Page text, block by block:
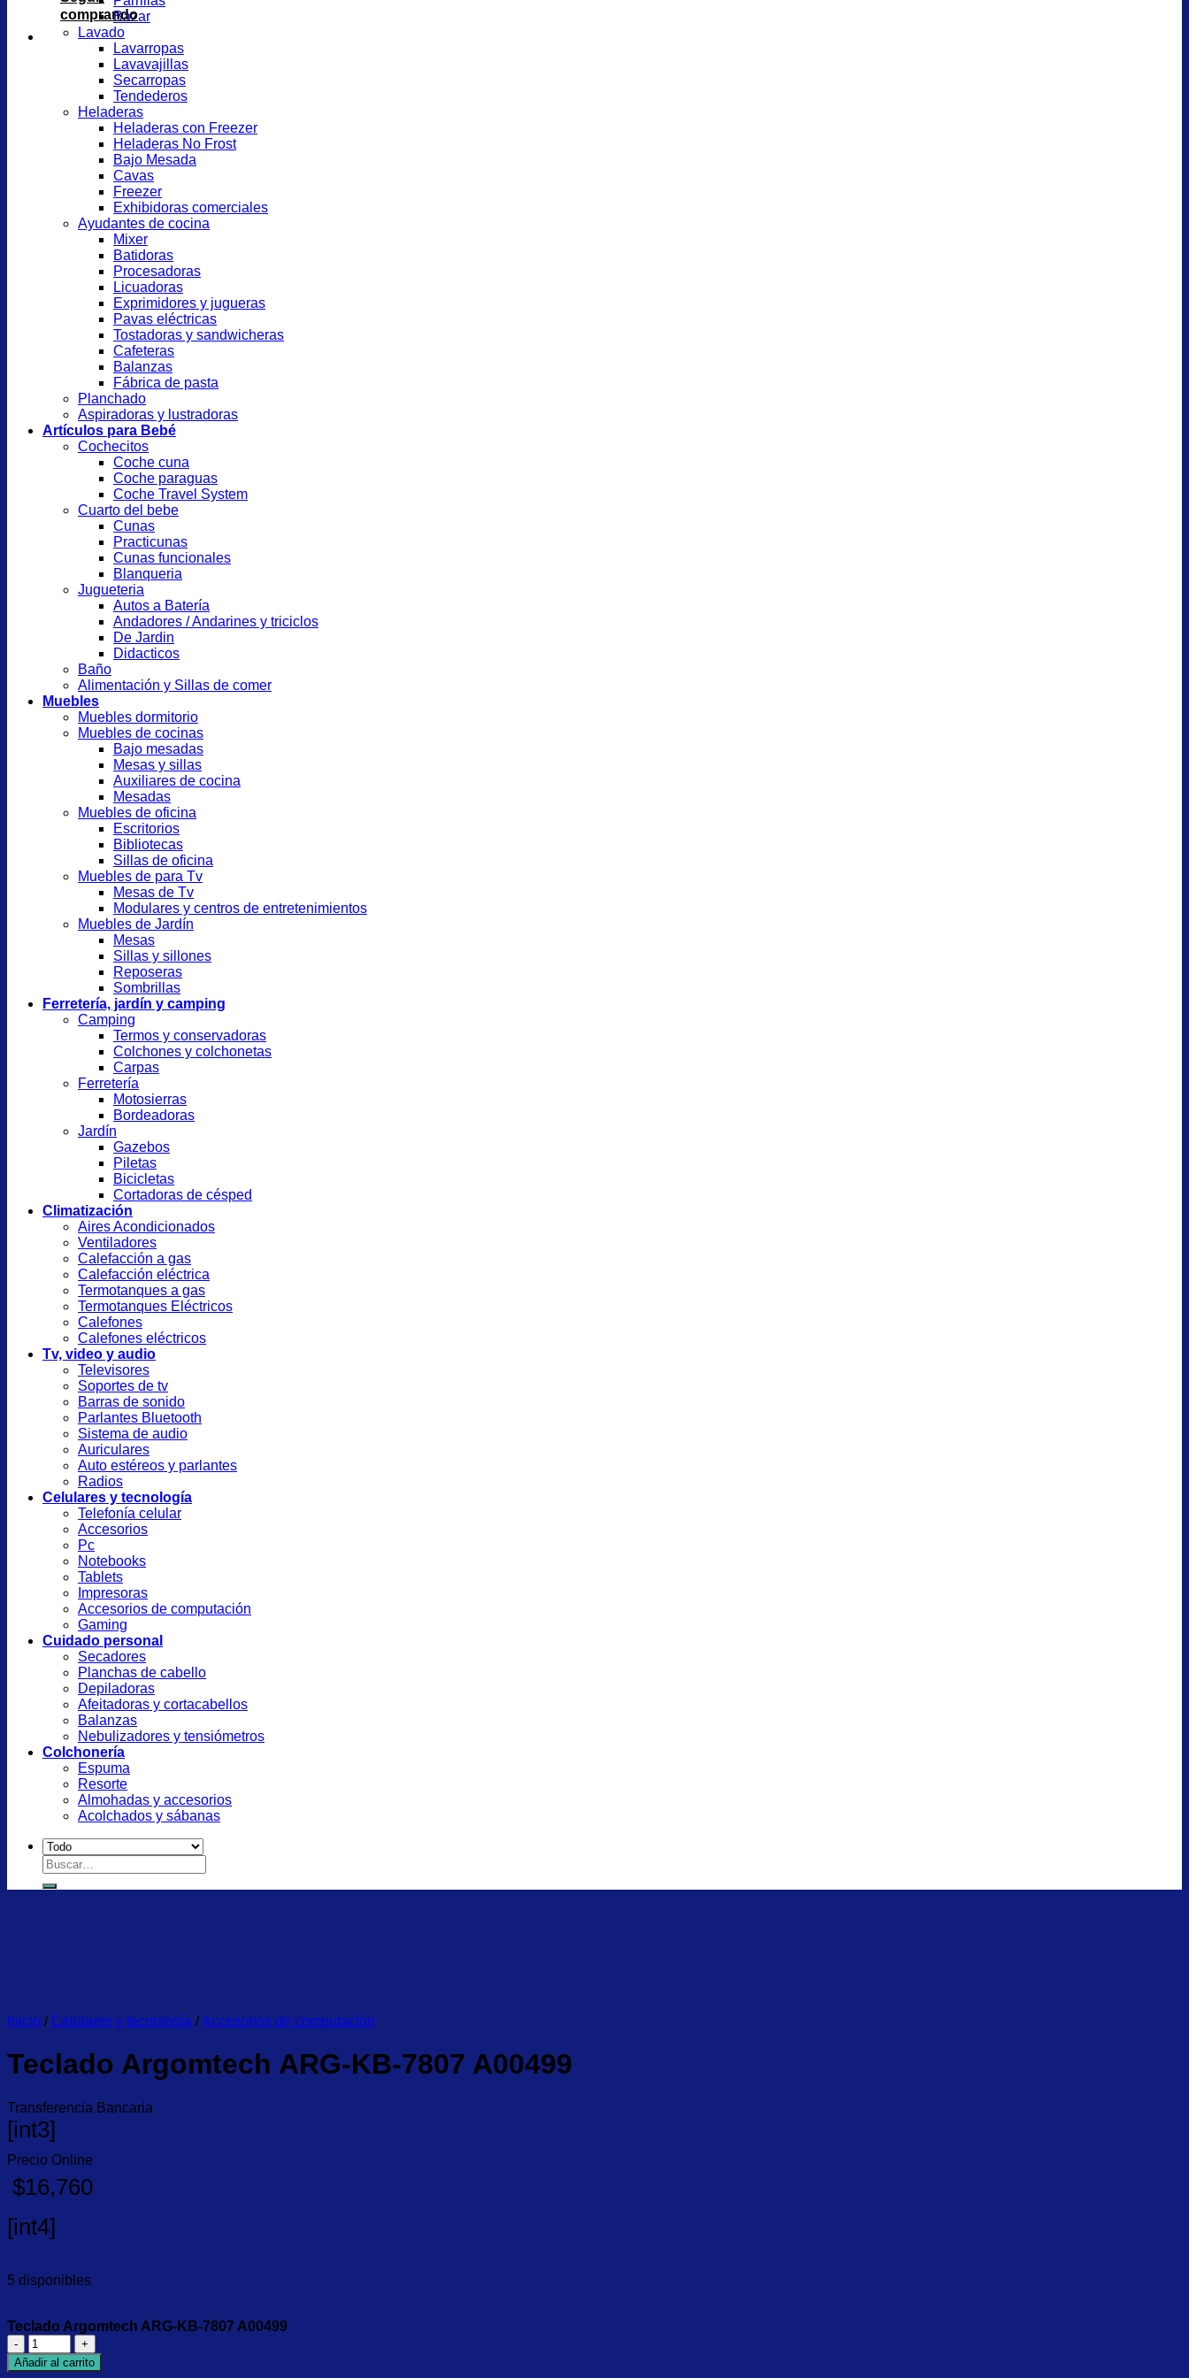
comprando
Bazar
Lavado
Lavarropas
Lavavajillas
Secarropas
Tendederos
Heladeras
Heladeras con Freezer
Heladeras No Frost
Bajo Mesada
Cavas
Freezer
Exhibidoras comerciales
Ayudantes de cocina
Mixer
Batidoras
Procesadoras
Licuadoras
Exprimidores y jugueras
Pavas eléctricas
Tostadoras y sandwicheras
Cafeteras
Balanzas
Fábrica de pasta
Planchado
Aspiradoras y lustradoras
Artículos para Bebé
Cochecitos
Coche cuna
Coche paraguas
Coche Travel System
Cuarto del bebe
Cunas
Practicunas
Cunas funcionales
Blanqueria
Jugueteria
Autos a Batería
Andadores / Andarines y triciclos
De Jardin
Didacticos
Baño
Alimentación y Sillas de comer
Muebles
Muebles dormitorio
Muebles de cocinas
Bajo mesadas
Mesas y sillas
Auxiliares de cocina
Mesadas
Muebles de oficina
Escritorios
Bibliotecas
Sillas de oficina
Muebles de para Tv
Mesas de Tv
Modulares y centros de entretenimientos
Muebles de Jardín
Mesas
Sillas y sillones
Reposeras
Sombrillas
Ferretería, jardín y camping
Camping
Termos y conservadoras
Colchones y colchonetas
Carpas
Ferretería
Motosierras
Bordeadoras
Jardín
Gazebos
Piletas
Bicicletas
Cortadoras de césped
Climatización
Aires Acondicionados
Ventiladores
Calefacción a gas
Calefacción eléctrica
Termotanques a gas
Termotanques Eléctricos
Calefones
Calefones eléctricos
Tv, video y audio
Televisores
Soportes de tv
Barras de sonido
Parlantes Bluetooth
Sistema de audio
Auriculares
Auto estéreos y parlantes
Radios
Celulares y tecnología
Telefonía celular
Accesorios
Pc
Notebooks
Tablets
Impresoras
Accesorios de computación
Gaming
Cuidado personal
Secadores
Planchas de cabello
Depiladoras
Afeitadoras y cortacabellos
Balanzas
Nebulizadores y tensiómetros
Colchonería
Espuma
Resorte
Almohadas y accesorios
Acolchados y sábanas
Buscar
por:
Inicio / Celulares y tecnología /Accesorios de computación
Teclado Argomtech ARG-KB-7807 A00499
Transferencia Bancaria
[int3]
Precio Online
$16,760
[int4]
5 disponibles
Teclado Argomtech ARG-KB-7807 A00499
Teclado
Argomtech
ARG-
Añadir al carrito